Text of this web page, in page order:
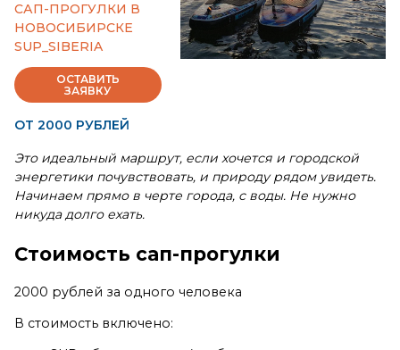
САП-ПРОГУЛКИ В
НОВОСИБИРСКЕ
SUP_SIBERIA
ОСТАВИТЬ
ЗАЯВКУ
ОТ 2000 РУБЛЕЙ
Это идеальный маршрут, если хочется и городской
энергетики почувствовать, и природу рядом увидеть.
Начинаем прямо в черте города, с воды. Не нужно
никуда долго ехать.
Стоимость сап-прогулки
2000 рублей за одного человека
В стоимость включено: